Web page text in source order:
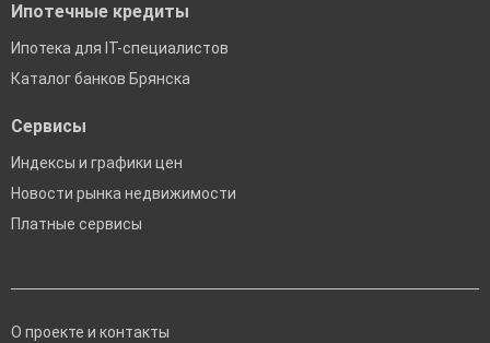
Ипотечные кредиты
Ипотека для IT-специалистов
Каталог банков Брянска
Сервисы
Индексы и графики цен
Новости рынка недвижимости
Платные сервисы
О проекте и контакты